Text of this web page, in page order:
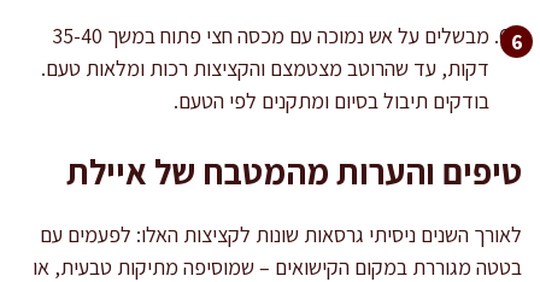
מבשלים על אש נמוכה עם מכסה חצי פתוח במשך 35-40
דקות, עד שהרוטב מצטמצם והקציצות רכות ומלאות טעם.
בודקים תיבול בסיום ומתקנים לפי הטעם.
טיפים והערות מהמטבח של איילת
לאורך השנים ניסיתי גרסאות שונות לקציצות האלו: לפעמים עם
בטטה מגוררת במקום הקישואים – שמוסיפה מתיקות טבעית, או